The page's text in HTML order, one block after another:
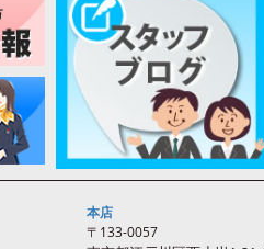
本店
〒133-0057